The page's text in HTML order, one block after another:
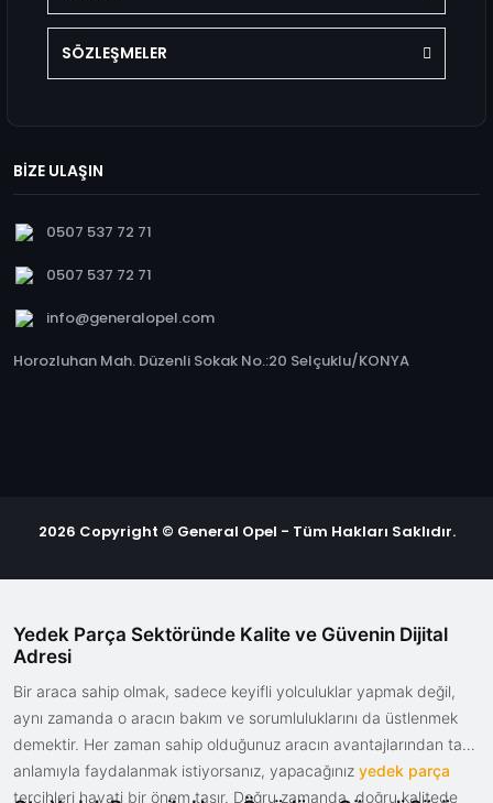
SÖZLEŞMELER
BİZE ULAŞIN
0507 537 72 71
0507 537 72 71
info@generalopel.com
Horozluhan Mah. Düzenli Sokak No.:20 Selçuklu/KONYA
2026 Copyright © General Opel - Tüm Hakları Saklıdır.
Yedek Parça Sektöründe Kalite ve Güvenin Dijital
Adresi
Bir araca sahip olmak, sadece keyifli yolculuklar yapmak değil,
aynı zamanda o aracın bakım ve sorumluluklarını da üstlenmek
demektir. Her zaman sahip olduğunuz aracın avantajlarından tam
anlamıyla faydalanmak istiyorsanız, yapacağınız yedek parça
tercihleri hayati bir önem taşır. Doğru zamanda, doğru kalitede